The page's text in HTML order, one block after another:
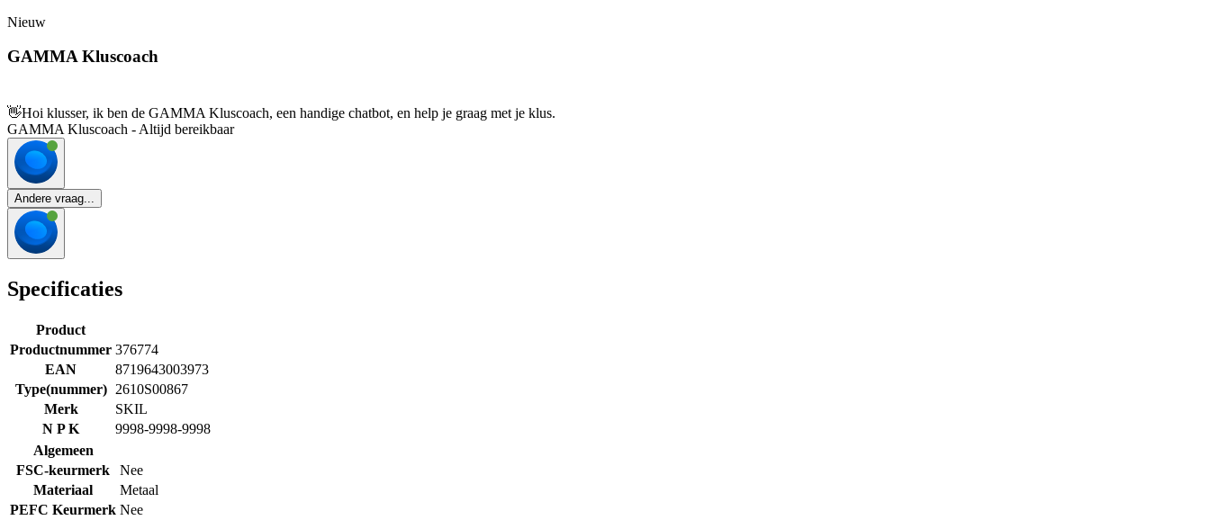
Nieuw
GAMMA Kluscoach
👋Hoi klusser, ik ben de GAMMA Kluscoach, een handige chatbot, en help je graag met je klus.
GAMMA Kluscoach - Altijd bereikbaar
Andere vraag...
Specificaties
Product
Productnummer 376774
EAN
8719643003973
Type(nummer)
2610S00867
Merk
SKIL
N P K
9998-9998-9998
Algemeen
FSC-keurmerk
Nee
Materiaal
Metaal
PEFC Keurmerk Nee